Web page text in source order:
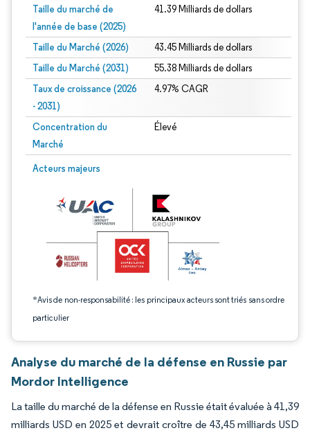
Taille du marché de
l'année de base (2025)
41.39 Milliards de dollars
Taille du Marché (2026) 43.45 Milliards de dollars
Taille du Marché (2031) 55.38 Milliards de dollars
Taux de croissance (2026
- 2031)
4.97% CAGR
Concentration du
Marché
Élevé
Acteurs majeurs
*Avis de non-responsabilité : les principaux acteurs sont triés sans ordre
particulier
Image © Mordor Intelligence. La réutilisation nécessite une attribution sous CC
Analyse du marché de la défense en Russie par
Mordor Intelligence
La taille du marché de la défense en Russie était évaluée à 41,39
milliards USD en 2025 et devrait croître de 43,45 milliards USD